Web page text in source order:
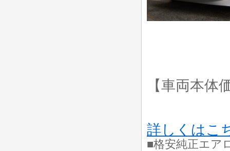
【車両本体
詳しくはこ
■格安純正エア